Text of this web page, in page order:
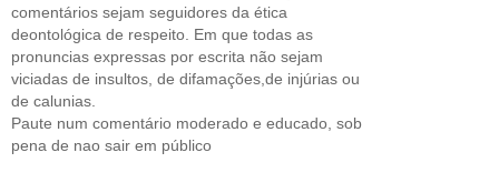
comentários sejam seguidores da ética
deontológica de respeito. Em que todas as
pronuncias expressas por escrita não sejam
viciadas de insultos, de difamações,de injúrias ou
de calunias.
Paute num comentário moderado e educado, sob
pena de nao sair em público